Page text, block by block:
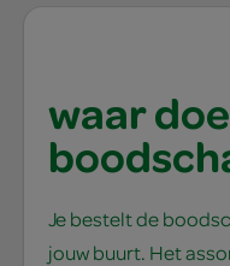
waar
Je bestelt de
jouw buurt. Het